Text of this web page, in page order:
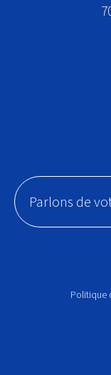
Parlons de
Politique